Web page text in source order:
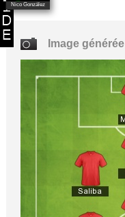
Nico González
Image générée